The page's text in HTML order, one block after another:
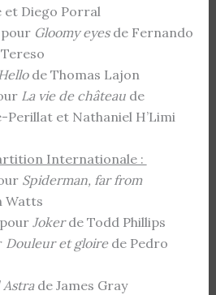
et Diego Porral
Gloomy eyesde Fernando
de Thomas Lajon
La vie de châteaude
Perillat et Nathaniel H’Limi
Internationale :
Spiderman, far from
Watts
pour Jokerde Todd Phillips
Douleur et gloirede Pedro
Astrade James Gray